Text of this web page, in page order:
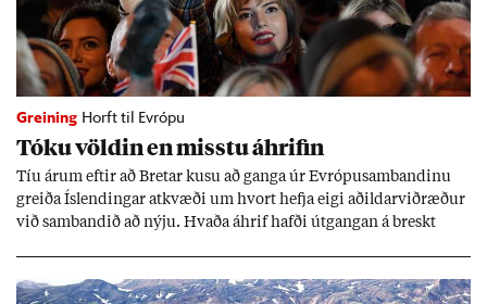
Greining Horft til Evrópu
Tóku völd­in en misstu áhrif­in
Tíu ár­um eft­ir að Bret­ar kusu að ganga úr Evr­ópu­sam­band­inu
greiða Ís­lend­ing­ar at­kvæði um hvort hefja eigi að­ild­ar­við­ræð­ur
við sam­band­ið að nýju. Hvaða áhrif hafði út­gang­an á breskt